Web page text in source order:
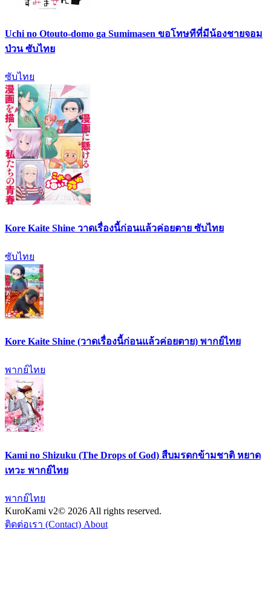
Uchi no Otouto-domo ga Sumimasen ขอโทษทีที่มีน้องชายจอม
ป่วน ซับไทย
ซับไทย
Kore Kaite Shine วาดเรื่องนี้ก่อนแล้วค่อยตาย ซับไทย
ซับไทย
Kore Kaite Shine (วาดเรื่องนี้ก่อนแล้วค่อยตาย) พากย์ไทย
พากย์ไทย
Kami no Shizuku (The Drops of God) สืบมรดกข้ามชาติ หยาด
เทวะ พากย์ไทย
พากย์ไทย
KuroKami v2© 2026 All rights reserved.
ติดต่อเรา (Contact) About